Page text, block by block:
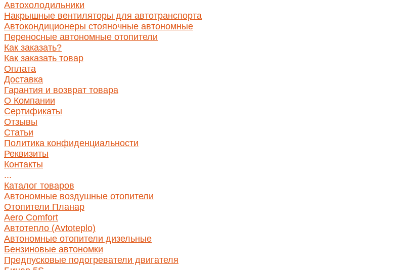
Автохолодильники
Накрышные вентиляторы для автотранспорта
Автокондиционеры стояночные автономные
Переносные автономные отопители
Как заказать?
Как заказать товар
Оплата
Доставка
Гарантия и возврат товара
О Компании
Сертификаты
Отзывы
Статьи
Политика конфиденциальности
Реквизиты
Контакты
...
Каталог товаров
Автономные воздушные отопители
Отопители Планар
Aero Comfort
Автотепло (Avtoteplo)
Автономные отопители дизельные
Бензиновые автономки
Предпусковые подогреватели двигателя